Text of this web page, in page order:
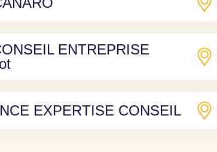
ENTREPRISE
EXPERTISE CONSEIL